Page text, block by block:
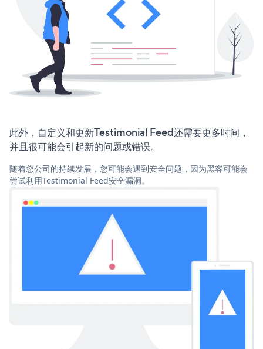
此外，自定义和更新Testimonial Feed还需要更多时间，
并且很可能会引起新的问题或错误。
随着您公司的持续发展，您可能会遇到安全问题，因为黑客可能会
尝试利用Testimonial Feed安全漏洞。